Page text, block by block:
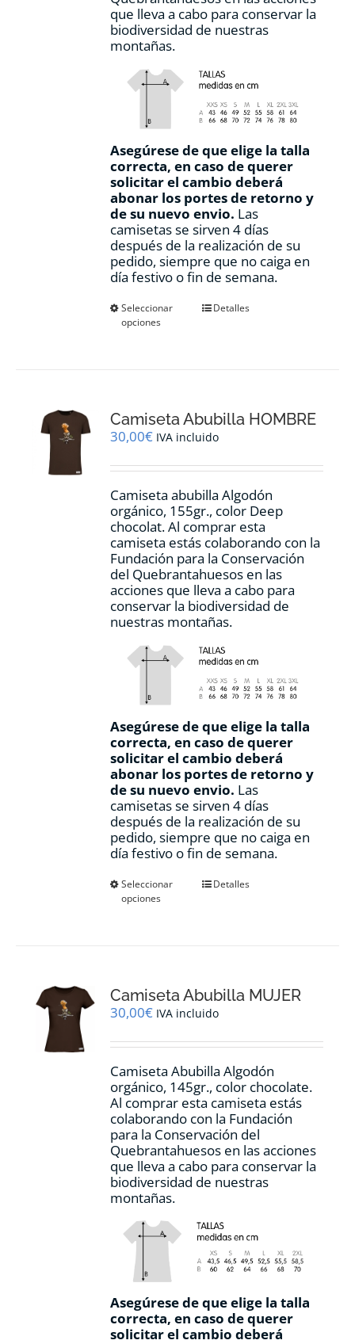
que lleva a cabo para conservar la
biodiversidad de nuestras
montañas.
Asegúrese de que elige la talla
correcta, en caso de querer
solicitar el cambio deberá
abonar los portes de retorno y
de su nuevo envio. Las
camisetas se sirven 4 días
después de la realización de su
pedido, siempre que no caiga en
día festivo o fin de semana.
Seleccionar
opciones
Este
se
pueden
en
página
de
producto
Detalles
Camiseta Abubilla HOMBRE
30,00€ IVA incluido
Camiseta abubilla Algodón
orgánico, 155gr., color Deep
chocolat. Al comprar esta
camiseta estás colaborando con la
Fundación para la Conservación
del Quebrantahuesos en las
acciones que lleva a cabo para
conservar la biodiversidad de
nuestras montañas.
Asegúrese de que elige la talla
correcta, en caso de querer
solicitar el cambio deberá
abonar los portes de retorno y
de su nuevo envio. Las
camisetas se sirven 4 días
después de la realización de su
pedido, siempre que no caiga en
día festivo o fin de semana.
Seleccionar
opciones
Este
se
pueden
en
página
de
producto
Detalles
Camiseta Abubilla MUJER
30,00€ IVA incluido
Camiseta Abubilla Algodón
orgánico, 145gr., color chocolate.
Al comprar esta camiseta estás
colaborando con la Fundación
para la Conservación del
Quebrantahuesos en las acciones
que lleva a cabo para conservar la
biodiversidad de nuestras
montañas.
Asegúrese de que elige la talla
correcta, en caso de querer
solicitar el cambio deberá